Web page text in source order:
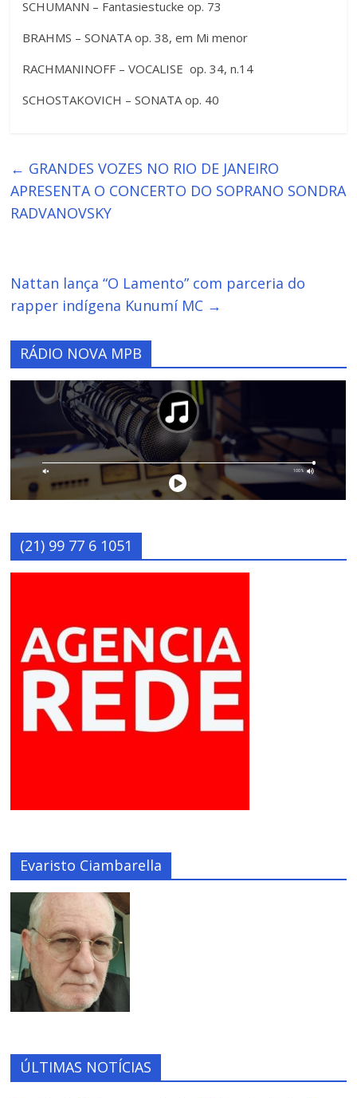
SCHUMANN – Fantasiestucke op. 73
BRAHMS – SONATA op. 38, em Mi menor
RACHMANINOFF – VOCALISE op. 34, n.14
SCHOSTAKOVICH – SONATA op. 40
← GRANDES VOZES NO RIO DE JANEIRO
APRESENTA O CONCERTO DO SOPRANO SONDRA
RADVANOVSKY
Nattan lança “O Lamento” com parceria do
rapper indígena Kunumí MC →
RÁDIO NOVA MPB
(21) 99 77 6 1051
Evaristo Ciambarella
ÚLTIMAS NOTÍCIAS